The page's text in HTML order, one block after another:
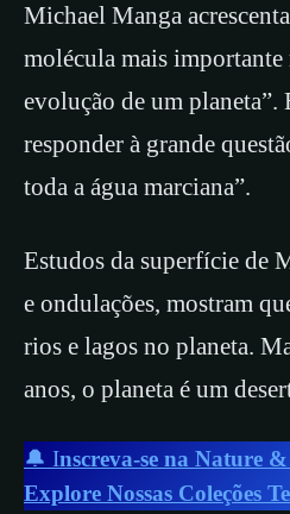
Michael Manga
molécula mais importante
evolução de um planeta”.
responder à grande
toda a água marciana”.
Estudos da superfície de
e ondulações, mostram
rios e lagos no planeta.
anos, o planeta é um
🔔 Inscreva-se na Nature
Explore Nossas Coleções